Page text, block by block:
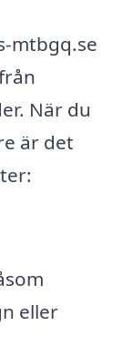
mtbgq.se
När du
är det
eller